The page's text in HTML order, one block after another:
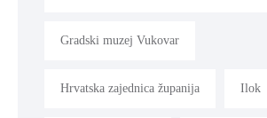
Gradski muzej Vukovar
Hrvatska zajednica županija Ilok